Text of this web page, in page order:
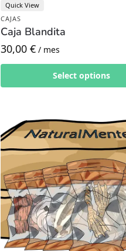
CAJAS
Caja Blandita
30,00 € / mes
Select options
Quick View